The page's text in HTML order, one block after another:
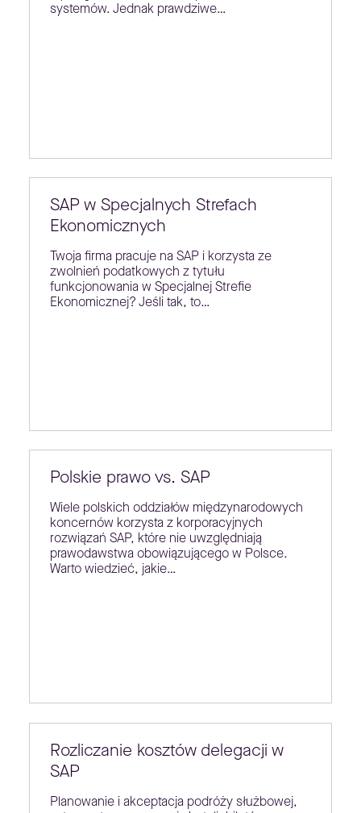
systemów. Jednak prawdziwe…
SAP w Specjalnych Strefach
Ekonomicznych
Twoja firma pracuje na SAP i korzysta ze
zwolnień podatkowych z tytułu
funkcjonowania w Specjalnej Strefie
Ekonomicznej? Jeśli tak, to…
Polskie prawo vs. SAP
Wiele polskich oddziałów międzynarodowych
koncernów korzysta z korporacyjnych
rozwiązań SAP, które nie uwzględniają
prawodawstwa obowiązującego w Polsce.
Warto wiedzieć, jakie…
Rozliczanie kosztów delegacji w
SAP
Planowanie i akceptacja podróży służbowej,